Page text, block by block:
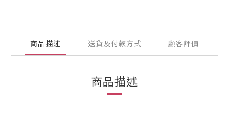
商品描述 送貨及付款方式 顧客評價
商品描述